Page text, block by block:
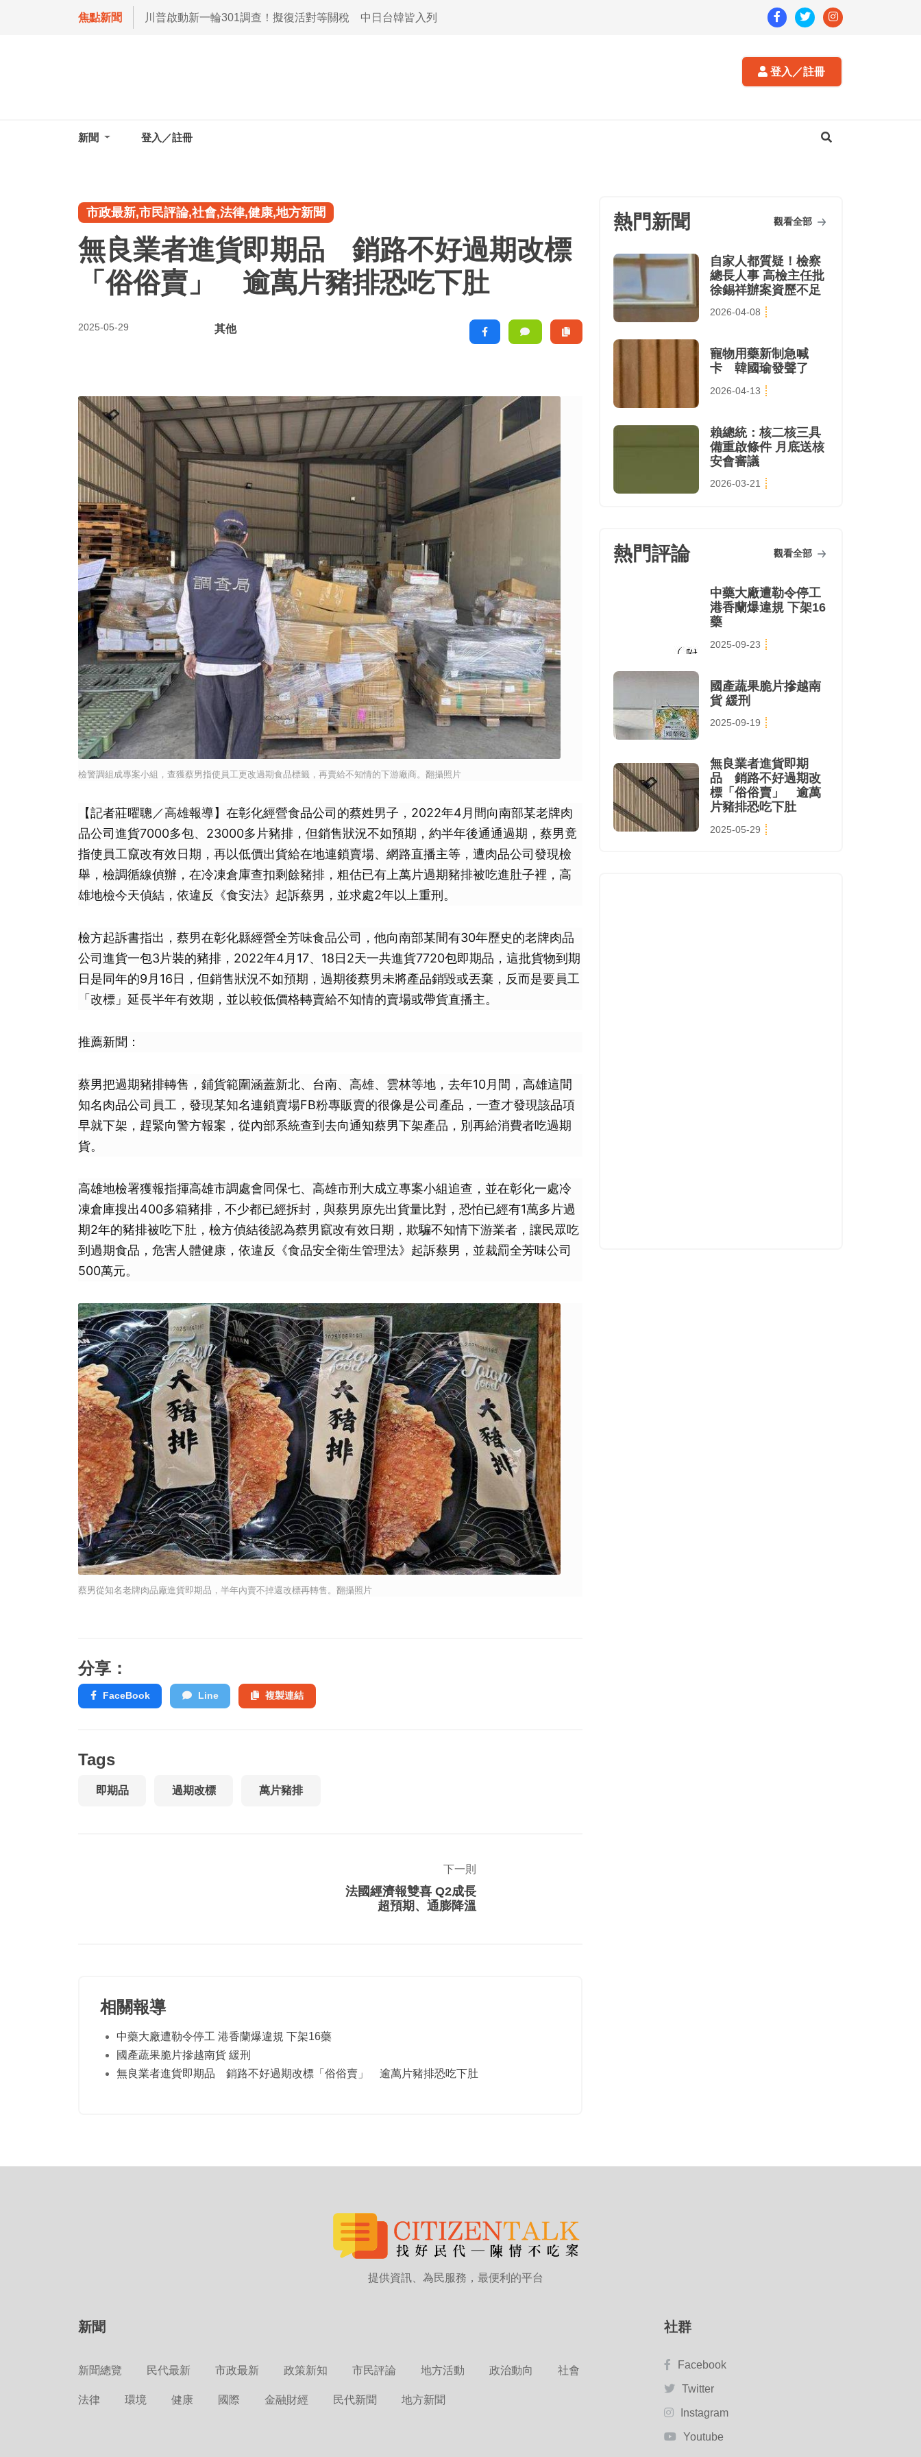
焦點新聞 川普啟動新一輪301調查！擬復活對等關稅 中日台韓皆入列
登入／註冊
新聞 登入／註冊
市政最新,市民評論,社會,法律,健康,地方新聞
無良業者進貨即期品 銷路不好過期改標
「俗俗賣」 逾萬片豬排恐吃下肚
2025-05-29 其他
檢警調組成專案小組，查獲蔡男指使員工更改過期食品標籤，再賣給不知情的下游廠商。翻攝照片
【記者莊曜聰／高雄報導】在彰化經營食品公司的蔡姓男子，2022年4月間向南部某老牌肉
品公司進貨7000多包、23000多片豬排，但銷售狀況不如預期，約半年後通通過期，蔡男竟
指使員工竄改有效日期，再以低價出貨給在地連鎖賣場、網路直播主等，遭肉品公司發現檢
舉，檢調循線偵辦，在冷凍倉庫查扣剩餘豬排，粗估已有上萬片過期豬排被吃進肚子裡，高
雄地檢今天偵結，依違反《食安法》起訴蔡男，並求處2年以上重刑。
檢方起訴書指出，蔡男在彰化縣經營全芳味食品公司，他向南部某間有30年歷史的老牌肉品
公司進貨一包3片裝的豬排，2022年4月17、18日2天一共進貨7720包即期品，這批貨物到期
日是同年的9月16日，但銷售狀況不如預期，過期後蔡男未將產品銷毀或丟棄，反而是要員工
「改標」延長半年有效期，並以較低價格轉賣給不知情的賣場或帶貨直播主。
推薦新聞：
蔡男把過期豬排轉售，鋪貨範圍涵蓋新北、台南、高雄、雲林等地，去年10月間，高雄這間
知名肉品公司員工，發現某知名連鎖賣場FB粉專販賣的很像是公司產品，一查才發現該品項
早就下架，趕緊向警方報案，從內部系統查到去向通知蔡男下架產品，別再給消費者吃過期
貨。
高雄地檢署獲報指揮高雄市調處會同保七、高雄市刑大成立專案小組追查，並在彰化一處冷
凍倉庫搜出400多箱豬排，不少都已經拆封，與蔡男原先出貨量比對，恐怕已經有1萬多片過
期2年的豬排被吃下肚，檢方偵結後認為蔡男竄改有效日期，欺騙不知情下游業者，讓民眾吃
到過期食品，危害人體健康，依違反《食品安全衛生管理法》起訴蔡男，並裁罰全芳味公司
500萬元。
蔡男從知名老牌肉品廠進貨即期品，半年內賣不掉還改標再轉售。翻攝照片
分享：
FaceBook Line 複製連結
Tags
即期品 過期改標 萬片豬排
下一則
法國經濟報雙喜 Q2成長
超預期、通膨降溫
相關報導
中藥大廠遭勒令停工 港香蘭爆違規 下架16藥
國產蔬果脆片摻越南貨 緩刑
無良業者進貨即期品 銷路不好過期改標「俗俗賣」 逾萬片豬排恐吃下肚
熱門新聞 觀看全部
自家人都質疑！檢察
總長人事 高檢主任批
徐錫祥辦案資歷不足
2026-04-08
寵物用藥新制急喊
卡 韓國瑜發聲了
2026-04-13
賴總統：核二核三具
備重啟條件 月底送核
安會審議
2026-03-21
熱門評論 觀看全部
中藥大廠遭勒令停工
港香蘭爆違規 下架16
藥
2025-09-23
國產蔬果脆片摻越南
貨 緩刑
2025-09-19
無良業者進貨即期
品 銷路不好過期改
標「俗俗賣」 逾萬
片豬排恐吃下肚
2025-05-29
提供資訊、為民服務，最便利的平台
新聞
新聞總覽 民代最新 市政最新 政策新知 市民評論 地方活動 政治動向 社會
法律 環境 健康 國際 金融財經 民代新聞 地方新聞
社群
Facebook
Twitter
Instagram
Youtube